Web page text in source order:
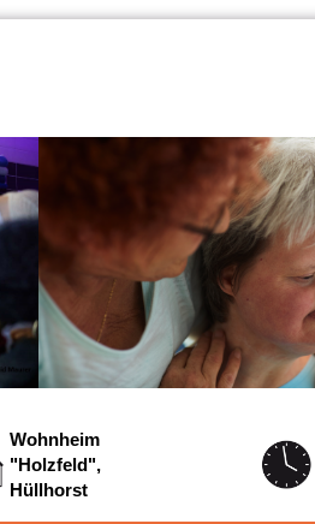
Wohnheim
"Holzfeld",
Hüllhorst